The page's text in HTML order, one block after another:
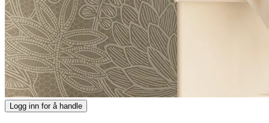
Logg inn for å handle